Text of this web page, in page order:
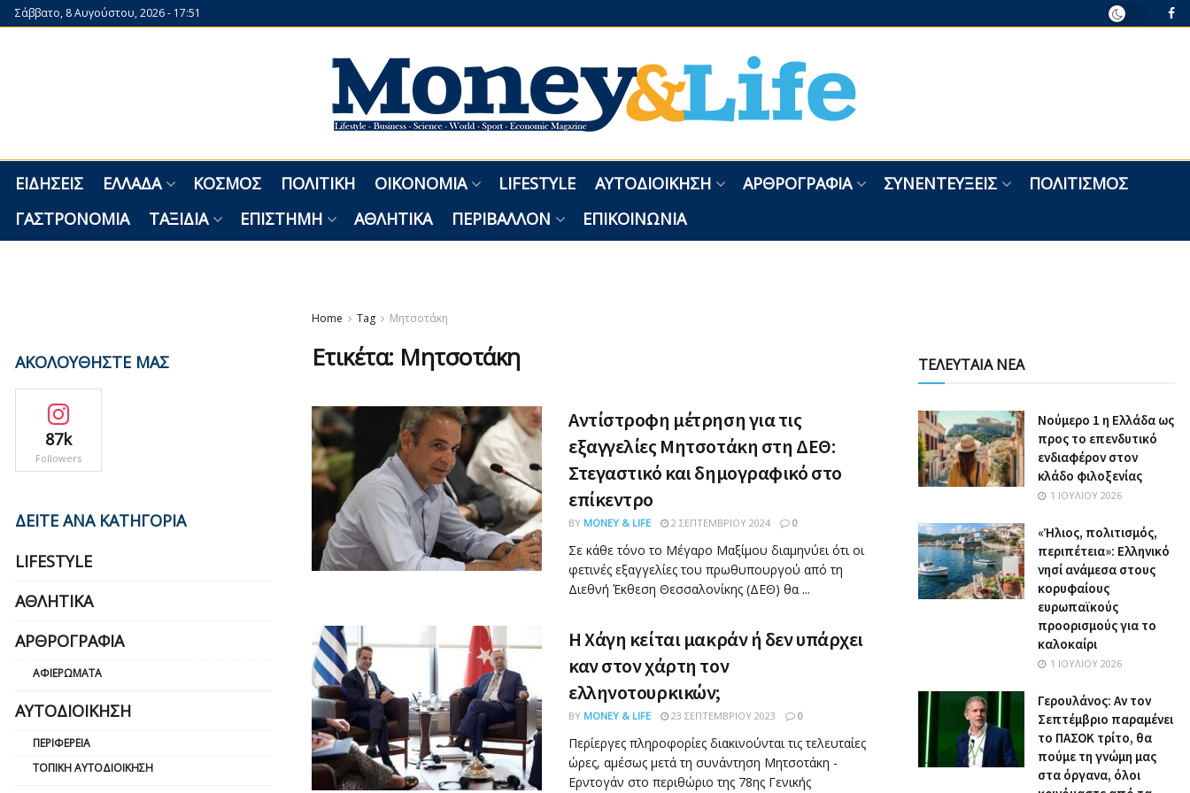
Σάββατο, 8 Αυγούστου, 2026 - 17:51
ΕΙΔΉΣΕΙΣ ΕΛΛΆΔΑ ΚΌΣΜΟΣ ΠΟΛΙΤΙΚΉ ΟΙΚΟΝΟΜΊΑ LIFESTYLE ΑΥΤΟΔΙΟΊΚΗΣΗ ΑΡΘΡΟΓΡΑΦΊΑ ΣΥΝΕΝΤΕΎΞΕΙΣ
ΠΟΛΙΤΙΣΜΌΣ
ΓΑΣΤΡΟΝΟΜΊΑ
ΤΑΞΊΔΙΑ ΕΠΙΣΤΉΜΗ ΑΘΛΗΤΙΚΆ ΠΕΡΙΒΆΛΛΟΝ ΕΠΙΚΟΙΝΩΝΊΑ
Home Tag Μητσοτάκη
Ετικέτα: Μητσοτάκη
Αντίστροφη μέτρηση για τις
εξαγγελίες Μητσοτάκη στη ΔΕΘ:
Στεγαστικό και δημογραφικό στο
επίκεντρο
BY MONEY & LIFE 2 ΣΕΠΤΕΜΒΡΊΟΥ 2024 0
Σε κάθε τόνο το Μέγαρο Μαξίμου διαμηνύει ότι οι
φετινές εξαγγελίες του πρωθυπουργού από τη
Διεθνή Έκθεση Θεσσαλονίκης (ΔΕΘ) θα ...
Η Χάγη κείται μακράν ή δεν υπάρχει
καν στον χάρτη τον
ελληνοτουρκικών;
BY MONEY & LIFE 23 ΣΕΠΤΕΜΒΡΊΟΥ 2023 0
Περίεργες πληροφορίες διακινούνται τις τελευταίες
ώρες, αμέσως μετά τη συνάντηση Μητσοτάκη -
Ερντογάν στο περιθώριο της 78ης Γενικής
ΑΚΟΛΟΥΘΗΣΤΕ ΜΑΣ
87k
Followers
ΔΕΙΤΕ ΑΝΑ ΚΑΤΗΓΟΡΙΑ
LIFESTYLE
ΑΘΛΗΤΙΚΆ
ΑΡΘΡΟΓΡΑΦΊΑ
ΑΦΙΕΡΏΜΑΤΑ
ΑΥΤΟΔΙΟΊΚΗΣΗ
ΠΕΡΙΦΈΡΕΙΑ
ΤΟΠΙΚΉ ΑΥΤΟΔΙΟΊΚΗΣΗ
ΤΕΛΕΥΤΑΙΑ ΝΕΑ
Nούμερο 1 η Ελλάδα ως
προς το επενδυτικό
ενδιαφέρον στον
κλάδο φιλοξενίας
1 ΙΟΥΛΊΟΥ 2026
«Ήλιος, πολιτισμός,
περιπέτεια»: Ελληνικό
νησί ανάμεσα στους
κορυφαίους
ευρωπαϊκούς
προορισμούς για το
καλοκαίρι
1 ΙΟΥΛΊΟΥ 2026
Γερουλάνος: Αν τον
Σεπτέμβριο παραμένει
το ΠΑΣΟΚ τρίτο, θα
πούμε τη γνώμη μας
στα όργανα, όλοι